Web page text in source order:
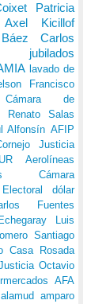
Patricia
Axel Kicillof
Carlos
jubilados
lavado de
Francisco
Cámara de
Renato Salas
AlfonsínAFIP
Justicia
Aerolíneas
Cámara
dólar
Fuentes
Luis
Santiago
Casa Rosada
Octavio
AFA
amparo